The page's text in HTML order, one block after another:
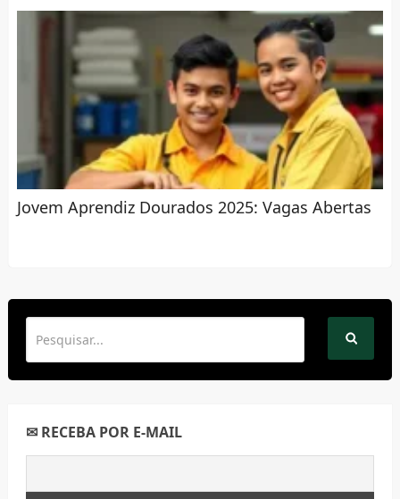
Jovem Aprendiz Dourados 2025: Vagas Abertas
✉ RECEBA POR E-MAIL